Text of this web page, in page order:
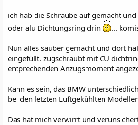
ich hab die Schraube auf gemacht
oder alu Dichtungsring drin
...
Nun alles sauber gemacht und dort
eingefüllt. zugschraubt mit CU
entprechenden Anzugsmoment
Kann es sein, das BMW
bei den letzten Luftgekühlten
Das hat mich verwirrt und